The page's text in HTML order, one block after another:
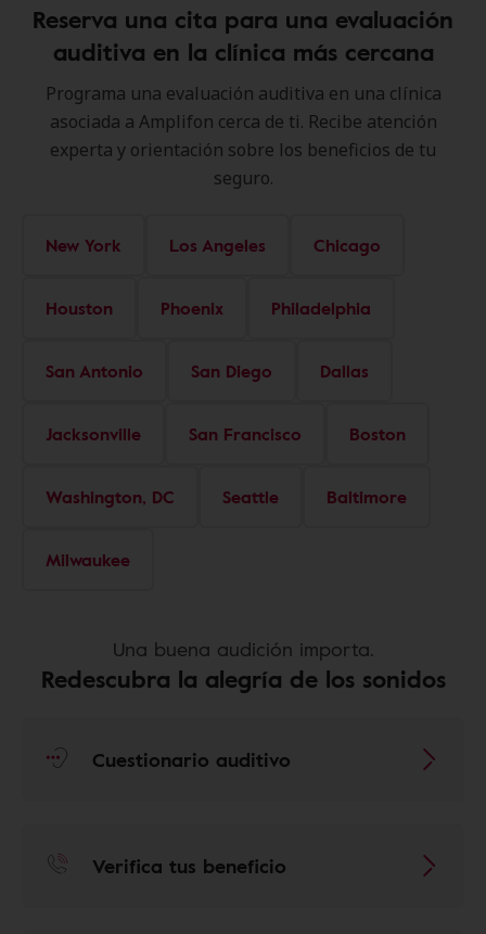
Reserva una cita para una evaluación
auditiva en la clínica más cercana
Programa una evaluación auditiva en una clínica
asociada a Amplifon cerca de ti. Recibe atención
experta y orientación sobre los beneficios de tu
seguro.
New York Los Angeles Chicago
Houston Phoenix Philadelphia
San Antonio San Diego Dallas
Jacksonville San Francisco Boston
Washington, DC Seattle Baltimore
Milwaukee
Una buena audición importa.
Redescubra la alegría de los sonidos
Cuestionario auditivo
Verifica tus beneficio